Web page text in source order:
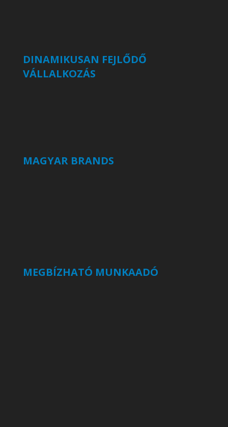
DINAMIKUSAN FEJLŐDŐ
VÁLLALKOZÁS
MAGYAR BRANDS
MEGBÍZHATÓ MUNKAADÓ